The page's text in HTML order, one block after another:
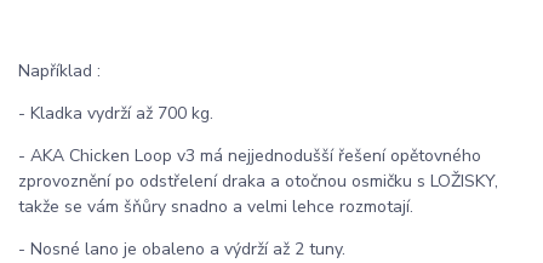
Například :
- Kladka vydrží až 700 kg.
- AKA Chicken Loop v3 má nejjednodušší řešení opětovného
zprovoznění po odstřelení draka a otočnou osmičku s LOŽISKY,
takže se vám šňůry snadno a velmi lehce rozmotají.
- Nosné lano je obaleno a výdrží až 2 tuny.